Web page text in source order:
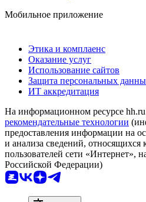
Мобильное приложение
Этика и комплаенс
Оказание услуг
Использование сайтов
Защита персональных
ИТ аккредитация
На информационном ресурсе hh.ru
рекомендательные технологии
предоставления информации на
и анализа сведений, относящихся
пользователей сети «Интернет»,
Российской Федерации)